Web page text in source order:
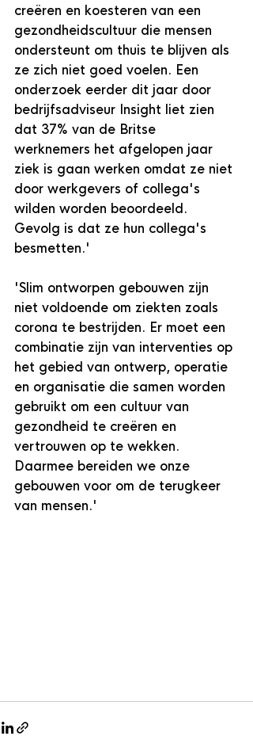
creëren en koesteren van een
gezondheidscultuur die mensen
ondersteunt om thuis te blijven als
ze zich niet goed voelen. Een
onderzoek eerder dit jaar door
bedrijfsadviseur Insight liet zien
dat 37% van de Britse
werknemers het afgelopen jaar
ziek is gaan werken omdat ze niet
door werkgevers of collega's
wilden worden beoordeeld.
Gevolg is dat ze hun collega's
besmetten.'
'Slim ontworpen gebouwen zijn
niet voldoende om ziekten zoals
corona te bestrijden. Er moet een
combinatie zijn van interventies op
het gebied van ontwerp, operatie
en organisatie die samen worden
gebruikt om een ​​cultuur van
gezondheid te creëren en
vertrouwen op te wekken.
Daarmee bereiden we onze
gebouwen voor om de terugkeer
van mensen.'